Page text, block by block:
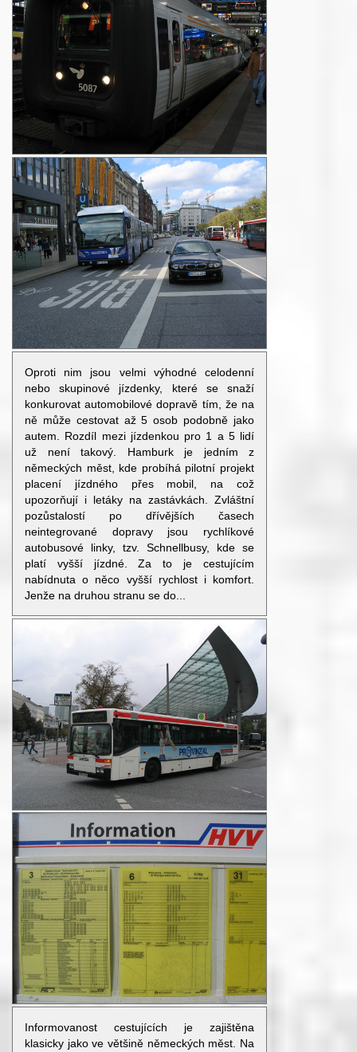
Oproti nim jsou velmi výhodné celodenní
nebo skupinové jízdenky, které se snaží
konkurovat automobilové dopravě tím, že na
ně může cestovat až 5 osob podobně jako
autem. Rozdíl mezi jízdenkou pro 1 a 5 lidí
už není takový. Hamburk je jedním z
německých měst, kde probíhá pilotní projekt
placení jízdného přes mobil, na což
upozorňují i letáky na zastávkách. Zvláštní
pozůstalostí po dřívějších časech
neintegrované dopravy jsou rychlíkové
autobusové linky, tzv. Schnellbusy, kde se
platí vyšší jízdné. Za to je cestujícím
nabídnuta o něco vyšší rychlost i komfort.
Jenže na druhou stranu se do...
Informovanost cestujících je zajištěna
klasicky jako ve většině německých měst. Na